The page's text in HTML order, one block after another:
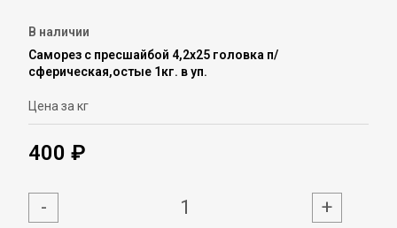
В наличии
Саморез с пресшайбой 4,2х25 головка п/
сферическая,остые 1кг. в уп.
Цена за кг
400 ₽
- +